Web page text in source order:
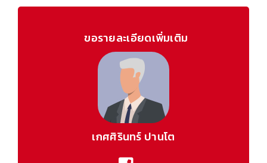
ขอรายละเอียดเพิ่มเติม
เกศศิรินทร์ ปานโต